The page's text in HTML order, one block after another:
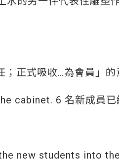
正式吸收…為會員」的
cabinet. 6 名新成員已
new students into